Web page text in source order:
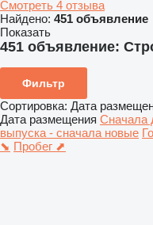
Смотреть 4 отзыва
Найдено: 451 объявление
Показать
451 объявление:
Фильтр
Сортировка: Дата
Дата размещения Сначала
выпуска - сначала новые
⬊ Пробег ⬈